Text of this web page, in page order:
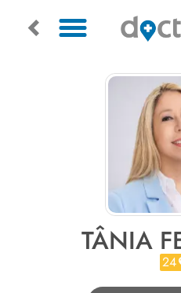
TÂNIA
24